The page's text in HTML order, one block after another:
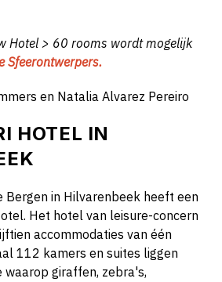
Hotel > 60 rooms wordt mogelijk
Sfeerontwerpers.
en Natalia Alvarez Pereiro
HOTEL IN
Bergen in Hilvarenbeek heeft een
Het hotel van leisure-concern
accommodaties van één
112 kamers en suites liggen
waarop giraffen, zebra's,